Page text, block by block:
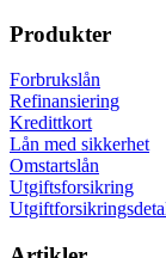
Produkter
Forbrukslån
Refinansiering
Kredittkort
Lån med sikkerhet
Omstartslån
Utgiftsforsikring